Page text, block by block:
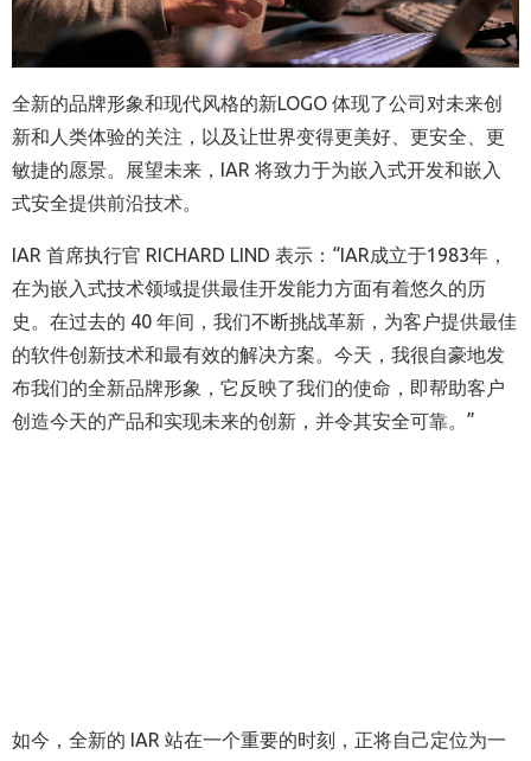
全新的品牌形象和现代风格的新LOGO 体现了公司对未来创
新和人类体验的关注，以及让世界变得更美好、更安全、更
敏捷的愿景。展望未来， IAR 将致力于为嵌入式开发和嵌入
式安全提供前沿技术。
IAR 首席执行官 RICHARD LIND 表示 ： “IAR成立于1983年，
在为嵌入式技术领域提供最佳开发能力方面有着悠久的历
史。在过去的 40 年间，我们不断挑战革新，为客户提供最佳
的软件创新技术和最有效的解决方案。今天，我很自豪地发
布我们的全新品牌形象，它反映了我们的使命，即帮助客户
创造今天的产品和实现未来的创新，并令其安全可靠。”
如今，全新的 IAR 站在一个重要的时刻，正将自己定位为一